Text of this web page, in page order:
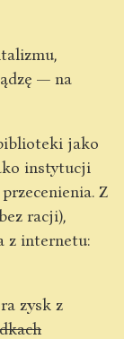
— na
jako
instytucji
Z
racji),
z internetu:
zysk z